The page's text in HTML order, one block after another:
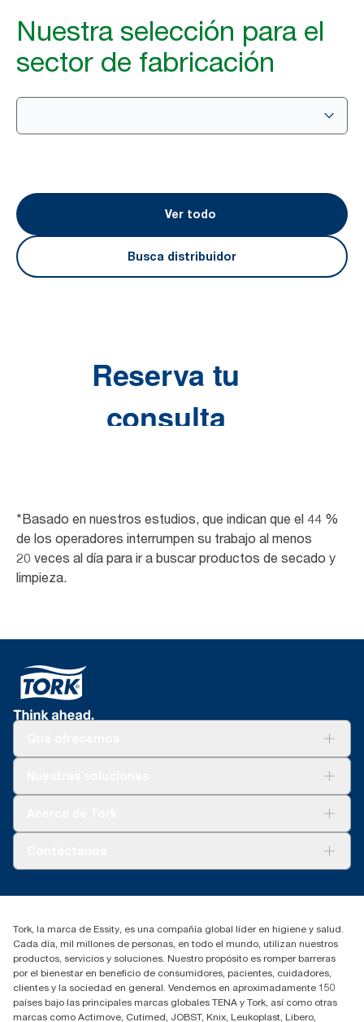
Nuestra selección para el
sector de fabricación
Ver todo
Busca distribuidor
*Basado en nuestros estudios, que indican que el 44 %
de los operadores interrumpen su trabajo al menos
20 veces al día para ir a buscar productos de secado y
limpieza.
91 657 84 00
Tork, la marca de Essity, es una compañía global líder en higiene y salud.
Cada día, mil millones de personas, en todo el mundo, utilizan nuestros
productos, servicios y soluciones. Nuestro propósito es romper barreras
por el bienestar en beneficio de consumidores, pacientes, cuidadores,
clientes y la sociedad en general. Vendemos en aproximadamente 150
países bajo las principales marcas globales TENA y Tork, así como otras
marcas como Actimove, Cutimed, JOBST, Knix, Leukoplast, Libero,